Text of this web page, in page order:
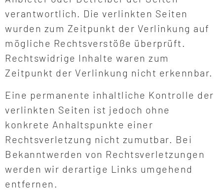
verantwortlich. Die verlinkten Seiten
wurden zum Zeitpunkt der Verlinkung auf
mögliche Rechtsverstöße überprüft.
Rechtswidrige Inhalte waren zum
Zeitpunkt der Verlinkung nicht erkennbar.
Eine permanente inhaltliche Kontrolle der
verlinkten Seiten ist jedoch ohne
konkrete Anhaltspunkte einer
Rechtsverletzung nicht zumutbar. Bei
Bekanntwerden von Rechtsverletzungen
werden wir derartige Links umgehend
entfernen.